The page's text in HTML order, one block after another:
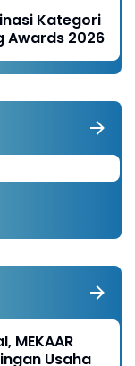
Kategori
Awards 2026
MEKAAR
Usaha